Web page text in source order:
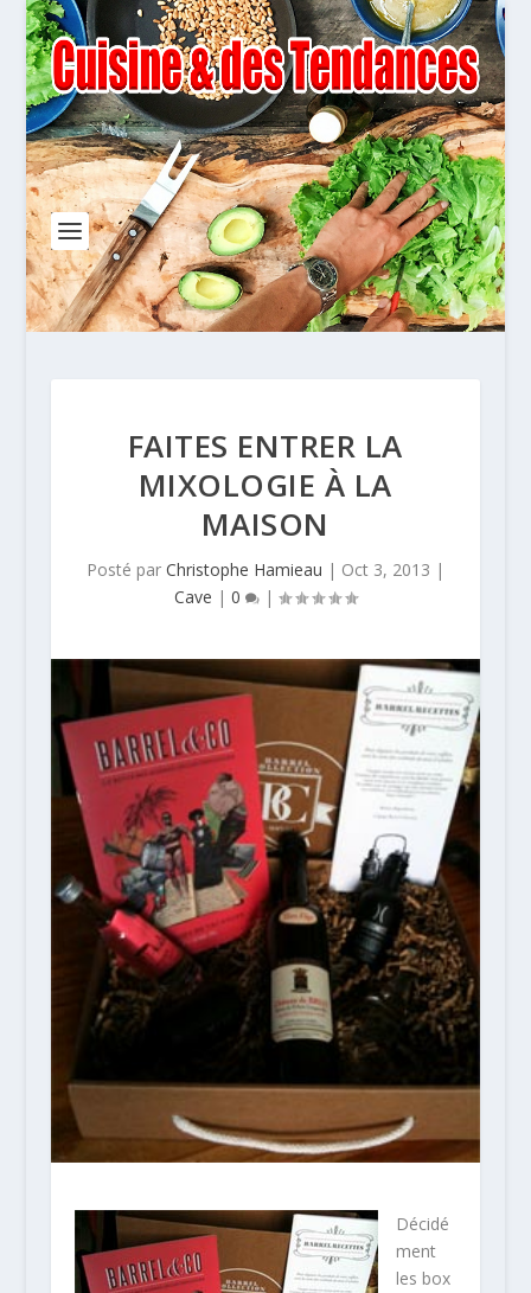
FAITES ENTRER LA
MIXOLOGIE À LA
MAISON
Posté par Christophe Hamieau | Oct 3, 2013 |
Cave | 0 |
Décidé
ment
les box